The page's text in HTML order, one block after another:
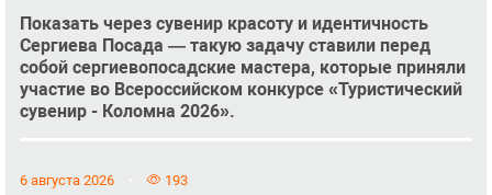
Показать через сувенир красоту и идентичность
Сергиева Посада — такую задачу ставили перед
собой сергиевопосадские мастера, которые приняли
участие во Всероссийском конкурсе «Туристический
сувенир - Коломна 2026».
6 августа 2026 193